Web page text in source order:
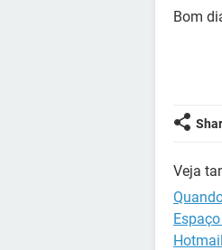
Bom
Veja